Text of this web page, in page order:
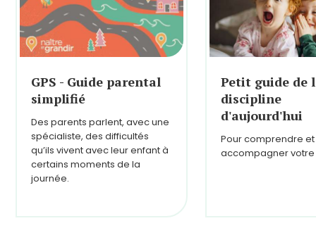
GPS - Guide parental
simplifié
Des parents parlent, avec une
spécialiste, des difficultés
qu’ils vivent avec leur enfant à
certains moments de la
journée.
Petit guide de
discipline
d'aujourd'hui
Pour comprendre et
accompagner votre